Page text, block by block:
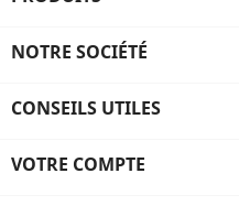
NOTRE SOCIÉTÉ
CONSEILS UTILES
VOTRE COMPTE